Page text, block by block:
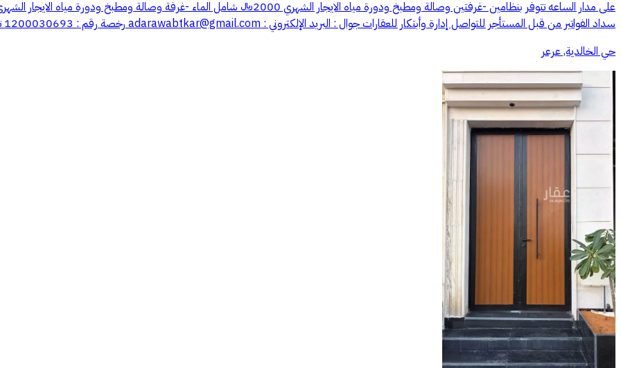
سداد الفواتير من قبل المستأجر للتواصل ‏إدارة وأبتكار للعقارات جوال : البريد الإلكتروني : ‏adarawabtkar@gmail.comرخصة رقم : 1200030693 ترخيص إعلاني رقم : 7200757068
حي الخالدية, عرعر